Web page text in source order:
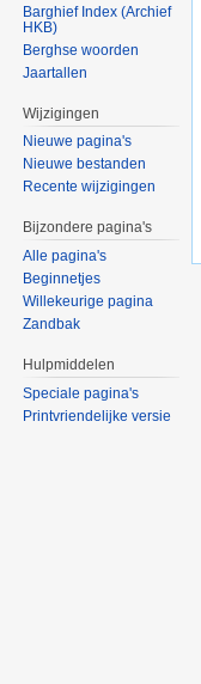
Barghief Index (Archief
HKB)
Berghse woorden
Jaartallen
Wijzigingen
Nieuwe pagina's
Nieuwe bestanden
Recente wijzigingen
Bijzondere pagina's
Alle pagina's
Beginnetjes
Willekeurige pagina
Zandbak
Hulpmiddelen
Speciale pagina's
Printvriendelijke versie